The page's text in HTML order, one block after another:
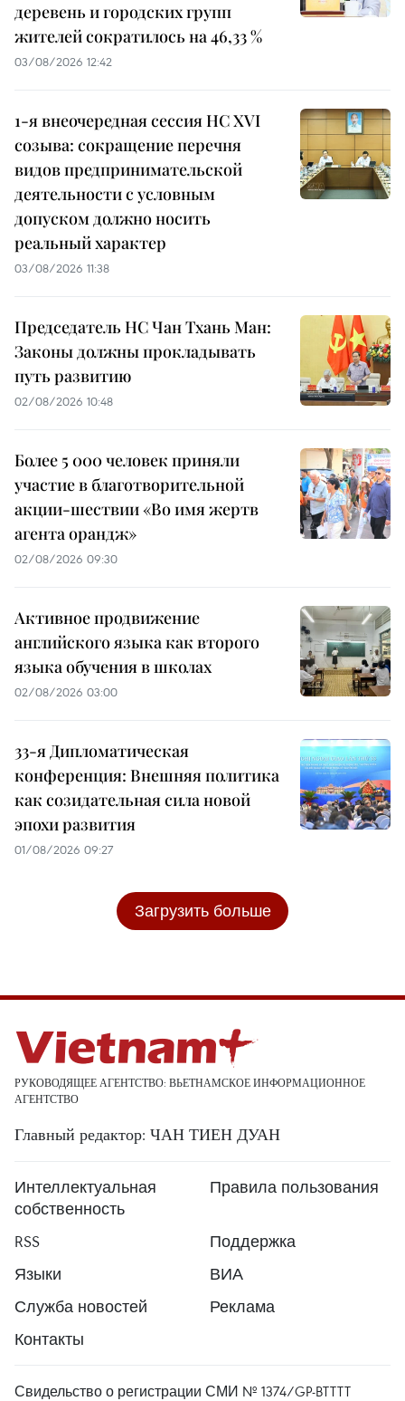
деревень и городских групп
жителей сократилось на 46,33 %
03/08/2026 12:42
1-я внеочередная сессия НС XVI
созыва: сокращение перечня
видов предпринимательской
деятельности с условным
допуском должно носить
реальный характер
03/08/2026 11:38
Председатель НС Чан Тхань Ман:
Законы должны прокладывать
путь развитию
02/08/2026 10:48
Более 5 000 человек приняли
участие в благотворительной
акции-шествии «Во имя жертв
агента орандж»
02/08/2026 09:30
Активное продвижение
английского языка как второго
языка обучения в школах
02/08/2026 03:00
33-я Дипломатическая
конференция: Внешняя политика
как созидательная сила новой
эпохи развития
01/08/2026 09:27
Загрузить больше
РУКОВОДЯЩЕЕ АГЕНТСТВО: ВЬЕТНАМСКОЕ ИНФОРМАЦИОННОЕ
АГЕНТСТВО
Главный редактор: ЧАН ТИЕН ДУАН
Интеллектуальная
собственность
Правила пользования
RSS
Поддержка
Языки
ВИА
Служба новостей
Реклама
Контакты
Свидельство о регистрации СМИ № 1374/GP-BTTTT